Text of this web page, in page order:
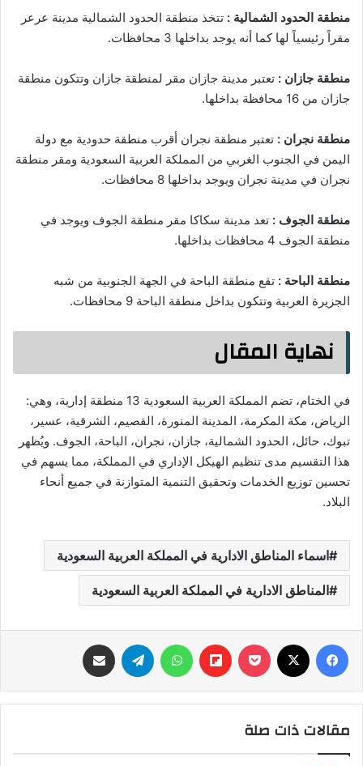
منطقة الحدود الشمالية : تتخذ منطقة الحدود الشمالية مدينة عرعر
مقراً رئيسياً لها كما أنه يوجد بداخلها 3 محافظات.
منطقة جازان : تعتبر مدينة جازان مقر لمنطقة جازان وتتكون منطقة
جازان من 16 محافظة بداخلها.
منطقة نجران : تعتبر منطقة نجران أقرب منطقة حدودية مع دولة
اليمن في الجنوب الغربي من المملكة العربية السعودية ومقر منطقة
نجران في مدينة نجران ويوجد بداخلها 8 محافظات.
منطقة الجوف : تعد مدينة سكاكا مقر منطقة الجوف ويوجد في
منطقة الجوف 4 محافظات بداخلها.
منطقة الباحة : تقع منطقة الباحة في الجهة الجنوبية من شبه
الجزيرة العربية وتتكون بداخل منطقة الباحة 9 محافظات.
نهاية المقال
في الختام، تضم المملكة العربية السعودية 13 منطقة إدارية، وهي:
الرياض، مكة المكرمة، المدينة المنورة، القصيم، الشرقية، عسير،
تبوك، حائل، الحدود الشمالية، جازان، نجران، الباحة، الجوف. ويُظهر
هذا التقسيم مدى تنظيم الهيكل الإداري في المملكة، مما يسهم في
تحسين توزيع الخدمات وتحقيق التنمية المتوازنة في جميع أنحاء
البلاد.
اسماء المناطق الادارية في المملكة العربية السعودية
المناطق الادارية في المملكة العربية السعودية
فيسبوك ‫Pocket
Flipboard واتساب تيلقرام
مقالات ذات صلة